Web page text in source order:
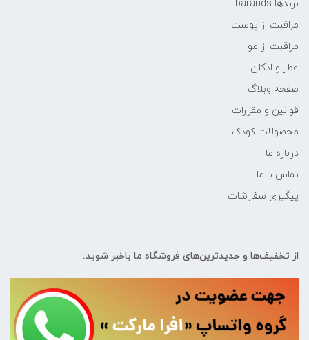
برندها barands
مراقبت از پوست
مراقبت از مو
عطر و ادکلن
صفحه وبلاگ
قوانین و مقررات
محصولات کودک
درباره ما
تماس با ما
پیگیری سفارشات
از تخفیف‌ها و جدیدترین‌های فروشگاه ما باخبر شوید: